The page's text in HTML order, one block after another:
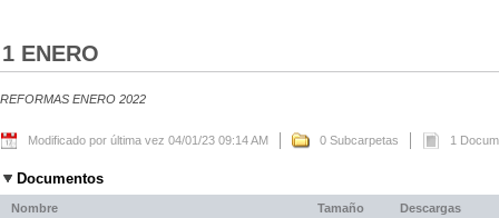
1 ENERO
REFORMAS ENERO 2022
Modificado por última vez 04/01/23 09:14 AM 0 Subcarpetas 1
Documentos
Nombre Tamaño Descargas